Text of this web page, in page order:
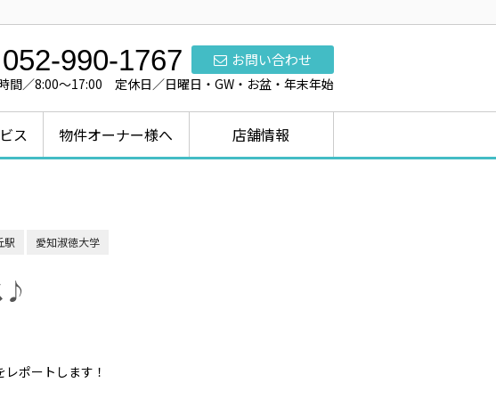
お問い合わせ
052-990-1767
間／8:00～17:00 定休日／日曜日・GW・お盆・年末年始
ス 物件オーナー様へ 店舗情報
駅 愛知淑徳大学
♪
ポートします！